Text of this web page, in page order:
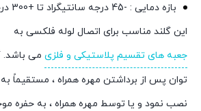
بازه دمایی : -45 درجه سانتیگراد تا +300 درجه سانتیگراد
این گلند مناسب برای اتصال لوله فلکسی به
جعبه های تقسیم پلاستیکی و فلزی می باشد.
توان پس از برداشتن مهره همراه ، مستقيماً
نصب نمود و يا توسط مهره همراه ، به حفره